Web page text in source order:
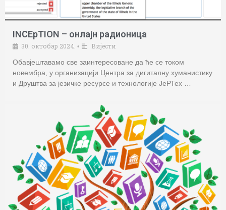
INCEpTION – онлајн радионица
30. октобар 2024. •
Вијести
Обавјештавамо све заинтересоване да ће се током
новембра, у организацији Центра за дигиталну хуманистику
и Друштва за језичке ресурсе и технологије ЈеРТех …